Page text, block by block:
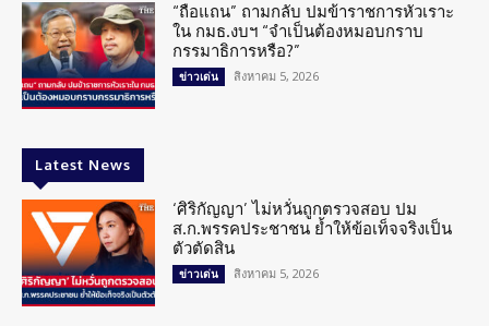
“ถือแถน” ถามกลับ ปมข้าราชการหัวเราะ
ใน กมธ.งบฯ “จำเป็นต้องหมอบกราบ
กรรมาธิการหรือ?”
ข่าวเด่น สิงหาคม 5, 2026
Latest News
‘ศิริกัญญา’ ไม่หวั่นถูกตรวจสอบ ปม
ส.ก.พรรคประชาชน ย้ำให้ข้อเท็จจริงเป็น
ตัวตัดสิน
ข่าวเด่น สิงหาคม 5, 2026